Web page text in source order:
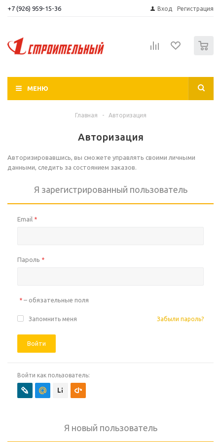
+7 (926) 959-15-36 Вход Регистрация
МЕНЮ
Главная - Авторизация
Авторизация
Авторизировавшись, вы сможете управлять своими личными
данными, следить за состоянием заказов.
Я зарегистрированный пользователь
Email *
Пароль *
* – обязательные поля
Забыли пароль?
Запомнить меня
Войти
Войти как пользователь:
Я новый пользователь